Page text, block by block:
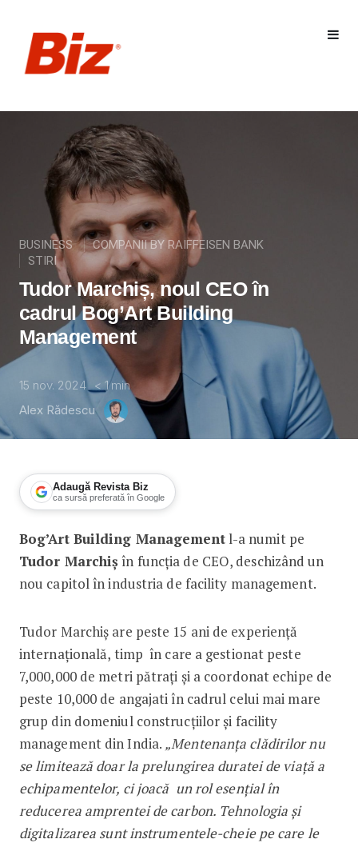
BUSINESS
COMPANII BY RAIFFEISEN BANK
STIRI
Tudor Marchiș, noul CEO în
cadrul Bog’Art Building
Management
15 nov. 2024 < 1 min
Alex Rădescu
Adaugă Revista Biz
ca sursă preferată în Google
Tudor Marchiș, noul CEO în cadrul
Bog’Art Building Managementl-a numit pe
Tudor Marchișîn funcția de CEO, deschizând un
nou capitol în industria de facility management.
Tudor Marchiș are peste 15 ani de experiență
internațională, timp în care a gestionat peste
7,000,000 de metri pătrați și a coordonat echipe de
peste 10,000 de angajati în cadrul celui mai mare
grup din domeniul construcțiilor și facility
management din India. „Mentenanța clădirilor nu
se limitează doar la prelungirea duratei de viață a
echipamentelor, ci joacă un rol esențial în
reducerea amprentei de carbon. Tehnologia și
digitalizarea sunt instrumentele-cheie pe care le